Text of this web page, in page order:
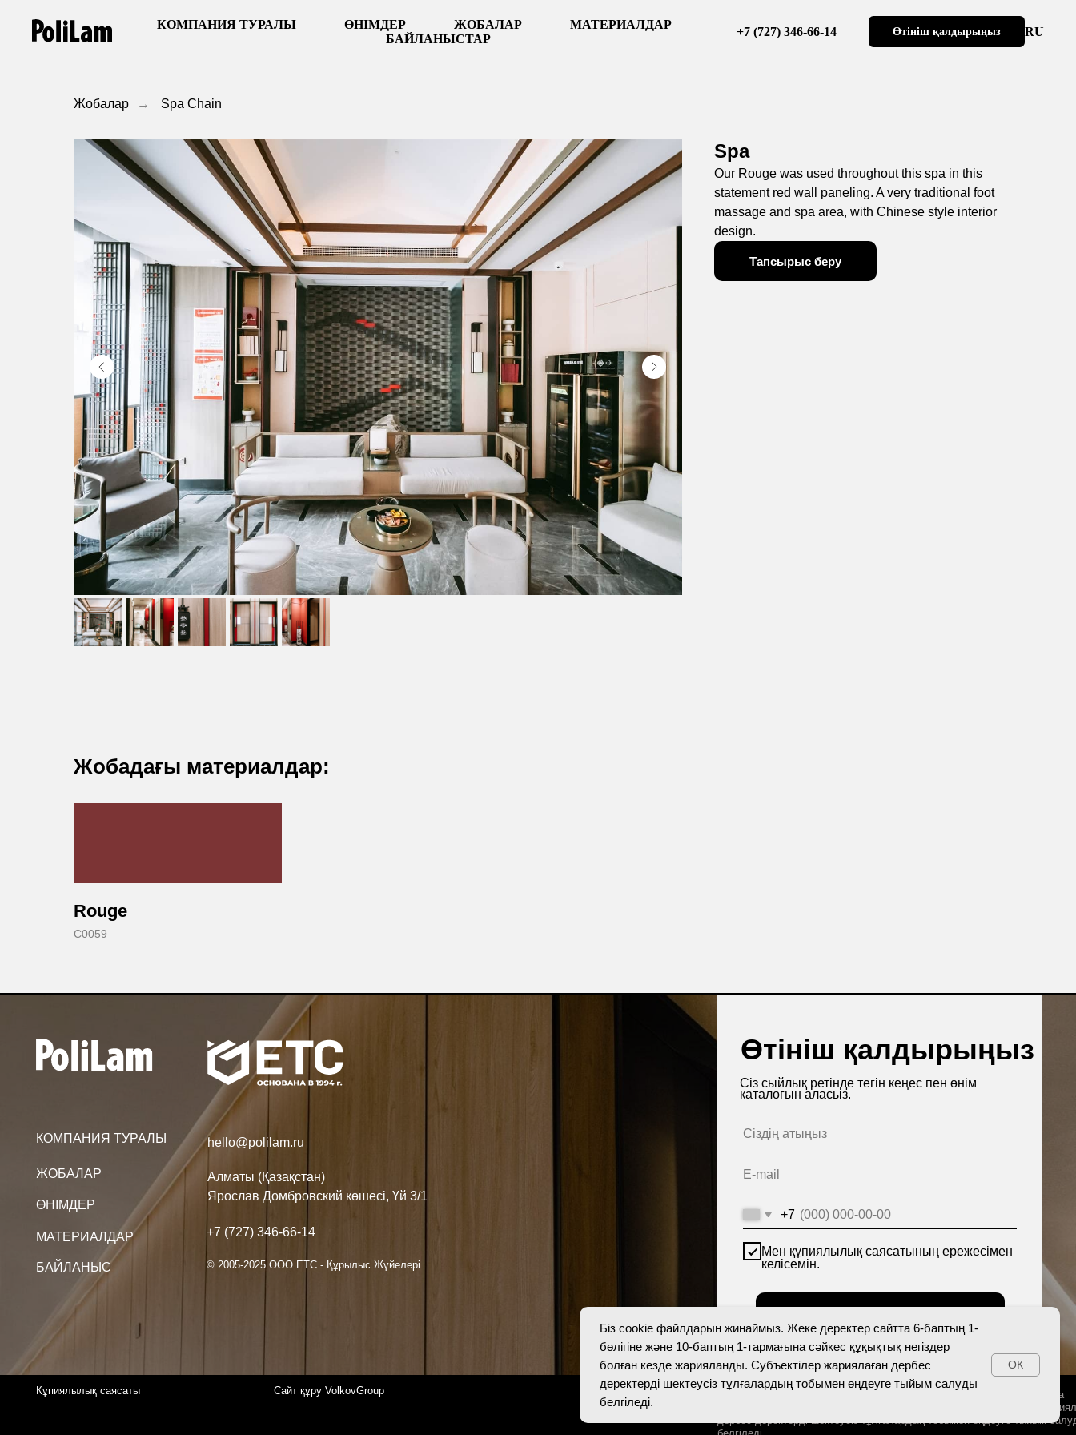
КОМПАНИЯ ТУРАЛЫ ӨНІМДЕР ЖОБАЛАР
МАТЕРИАЛДАР
БАЙЛАНЫСТАР
+7 (727) 346-66-14 Өтініш қалдырыңыз RU
Жобалар → Spa Chain
Spa
Our Rouge was used throughout this spa in this
statement red wall paneling. A very traditional foot
massage and spa area, with Chinese style interior
design.
Тапсырыс беру
Жобадағы материалдар:
Rouge
C0059
ЖОБАЛАР
+7 (727) 346-66-14
hello@polilam.ru
БАЙЛАНЫС
Алматы (Қазақстан)
Ярослав Домбровский көшесі, Үй 3/1
Жіберу
Сайт құру VolkovGroup
© 2005-2025 ООО ЕТС - Құрылыс Жүйелері
Кұпиялылық саясаты
Жеке деректер сайтта 6-баптың 1-бөлігіне және 10-баптың 1-тармағына
сәйкес құқықтық негіздер болған кезде жарияланды. Субъектілер жариялаған
дербес деректерді шектеусіз тұлғалардың тобымен өңдеуге тыйым салуды
Біз cookie файлдарын жинаймыз. Жеке деректер сайтта 6-баптың 1-
бөлігіне және 10-баптың 1-тармағына сәйкес құқықтық негіздер
болған кезде жарияланды. Субъектілер жариялаған дербес
деректерді шектеусіз тұлғалардың тобымен өңдеуге тыйым салуды
белгіледі.
ОК